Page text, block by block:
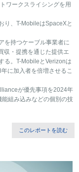
ワークスライシングを用
り、T-MobileはSpaceXと
を持つケーブル事業者に
・提携を 通じた提供エ
る。T-MobileとVerizonは
に加入者を倍増させるこ
が優先事項を2024年
組み込みなどの個別の技
このレポートを読む